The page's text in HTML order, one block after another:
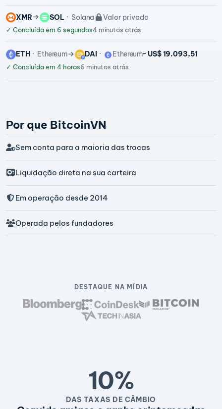
XMR SOL Solana Valor privado
✓ Concluída em 6 segundos4 minutos atrás
ETH Ethereum DAI Ethereum~ US$ 19.093,51
✓ Concluída em 4 horas6 minutos atrás
Por que BitcoinVN
Sem conta para a maioria das trocas
Liquidação direta na sua carteira
Em operação desde 2014
Operada pelos fundadores
DESTAQUE NA MÍDIA
10%
DAS TAXAS DE CÂMBIO